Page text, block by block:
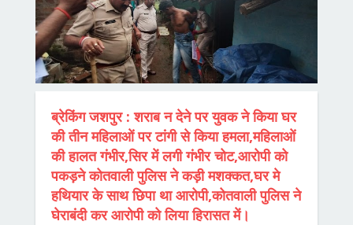
ब्रेकिंग जशपुर : शराब न देने पर युवक ने किया घर
की तीन महिलाओं पर टांगी से किया हमला,महिलाओं
की हालत गंभीर,सिर में लगी गंभीर चोट,आरोपी को
पकड़ने कोतवाली पुलिस ने कड़ी मशक्कत,घर मे
हथियार के साथ छिपा था आरोपी,कोतवाली पुलिस ने
घेराबंदी कर आरोपी को लिया हिरासत में।